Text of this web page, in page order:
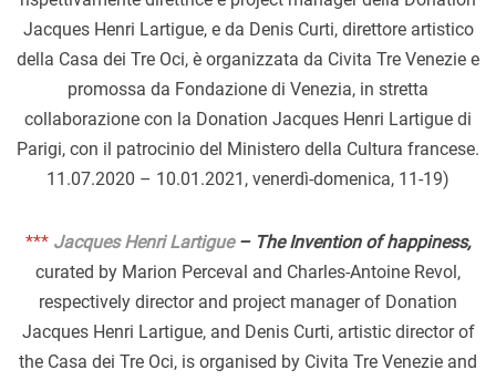
Jacques Henri Lartigue, e da Denis Curti, direttore artistico
della Casa dei Tre Oci, è organizzata da Civita Tre Venezie e
promossa da Fondazione di Venezia, in stretta
collaborazione con la Donation Jacques Henri Lartigue di
Parigi, con il patrocinio del Ministero della Cultura francese.
11.07.2020 – 10.01.2021, venerdì-domenica, 11-19)
*** Jacques Henri Lartigue– The Invention of happiness,
curated by Marion Perceval and Charles-Antoine Revol,
respectively director and project manager of Donation
Jacques Henri Lartigue, and Denis Curti, artistic director of
the Casa dei Tre Oci, is organised by Civita Tre Venezie and